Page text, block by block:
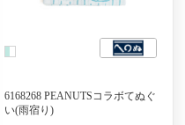
6168268 PEANUTSコラボてぬぐ
い(雨宿り)